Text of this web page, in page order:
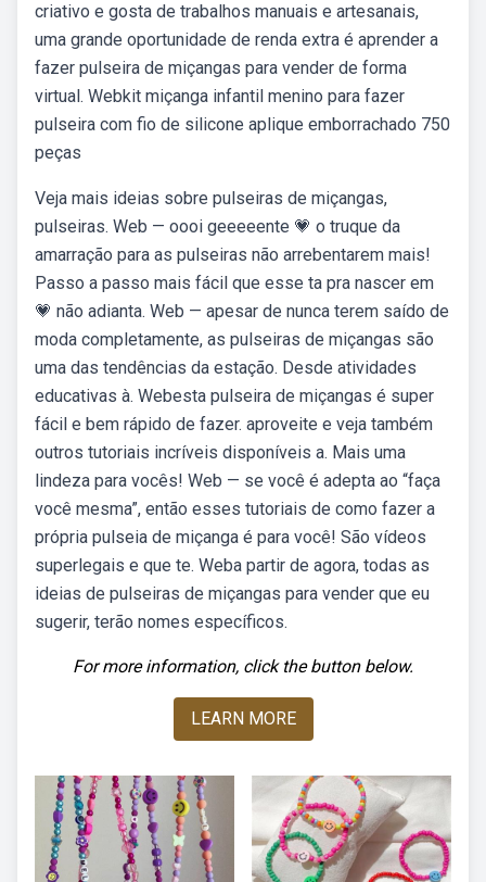
criativo e gosta de trabalhos manuais e artesanais,
uma grande oportunidade de renda extra é aprender a
fazer pulseira de miçangas para vender de forma
virtual. Webkit miçanga infantil menino para fazer
pulseira com fio de silicone aplique emborrachado 750
peças
Veja mais ideias sobre pulseiras de miçangas,
pulseiras. Web — oooi geeeeente 💗 o truque da
amarração para as pulseiras não arrebentarem mais!
Passo a passo mais fácil que esse ta pra nascer em
💗 não adianta. Web — apesar de nunca terem saído de
moda completamente, as pulseiras de miçangas são
uma das tendências da estação. Desde atividades
educativas à. Webesta pulseira de miçangas é super
fácil e bem rápido de fazer. aproveite e veja também
outros tutoriais incríveis disponíveis a. Mais uma
lindeza para vocês! Web — se você é adepta ao “faça
você mesma”, então esses tutoriais de como fazer a
própria pulseia de miçanga é para você! São vídeos
superlegais e que te. Weba partir de agora, todas as
ideias de pulseiras de miçangas para vender que eu
sugerir, terão nomes específicos.
For more information, click the button below.
LEARN MORE